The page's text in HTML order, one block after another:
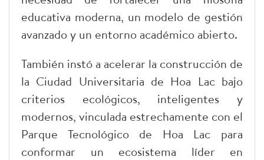
educativa moderna, un modelo de gestión
avanzado y un entorno académico abierto.
También instó a acelerar la construcción de
la Ciudad Universitaria de Hoa Lac bajo
criterios ecológicos, inteligentes y
modernos, vinculada estrechamente con el
Parque Tecnológico de Hoa Lac para
conformar un ecosistema líder en